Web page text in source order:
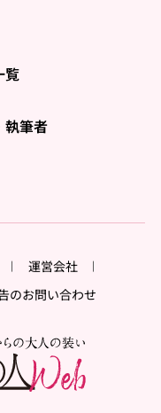
覧
執筆者
運営会社
のお問い合わせ